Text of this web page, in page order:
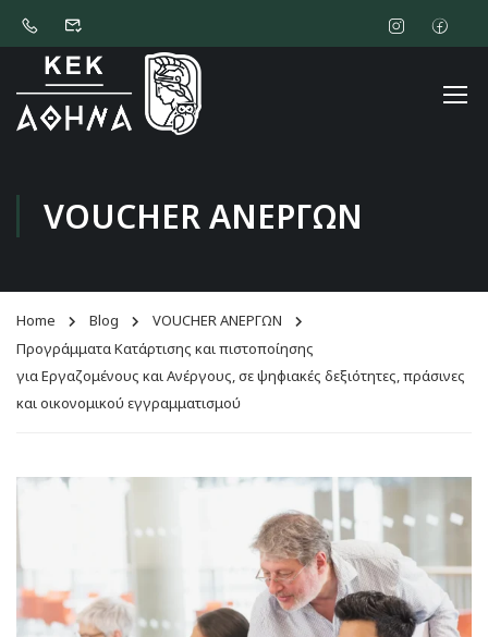
VOUCHER ΑΝΕΡΓΩΝ
Home Blog
VOUCHER ΑΝΕΡΓΩΝ
Προγράμματα Κατάρτισης και πιστοποίησης
για Εργαζομένους και Ανέργους, σε ψηφιακές δεξιότητες, πράσινες
και οικονομικού εγγραμματισμού